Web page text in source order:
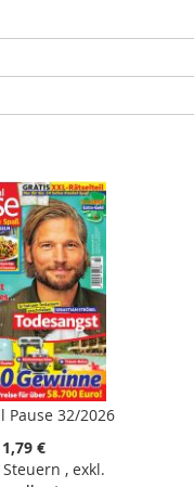
Pause 32/2026
1,79 €
, exkl.